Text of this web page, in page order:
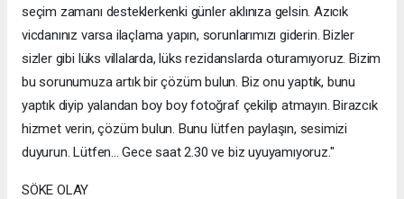
seçim zamanı desteklerkenki günler aklınıza gelsin. Azıcık
vicdanınız varsa ilaçlama yapın, sorunlarımızı giderin. Bizler
sizler gibi lüks villalarda, lüks rezidanslarda oturamıyoruz. Bizim
bu sorunumuza artık bir çözüm bulun. Biz onu yaptık, bunu
yaptık diyip yalandan boy boy fotoğraf çekilip atmayın. Birazcık
hizmet verin, çözüm bulun. Bunu lütfen paylaşın, sesimizi
duyurun. Lütfen... Gece saat 2.30 ve biz uyuyamıyoruz."
SÖKE OLAY